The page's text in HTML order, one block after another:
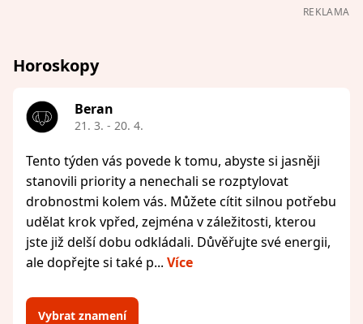
REKLAMA
Horoskopy
Beran
21. 3. - 20. 4.
Tento týden vás povede k tomu, abyste si jasněji
stanovili priority a nenechali se rozptylovat
drobnostmi kolem vás. Můžete cítit silnou potřebu
udělat krok vpřed, zejména v záležitosti, kterou
jste již delší dobu odkládali. Důvěřujte své energii,
ale dopřejte si také p... Více
Vybrat znamení